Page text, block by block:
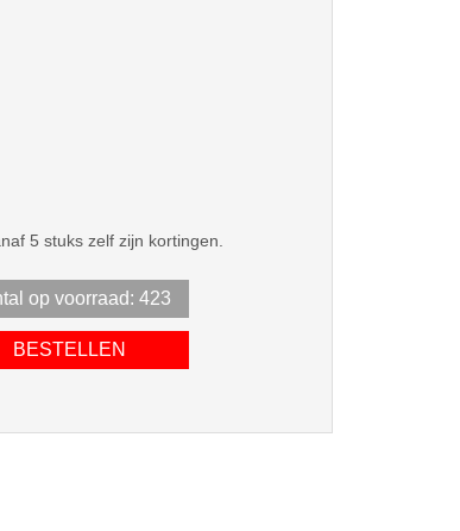
5 stuks zelf zijn kortingen.
op voorraad: 423
BESTELLEN